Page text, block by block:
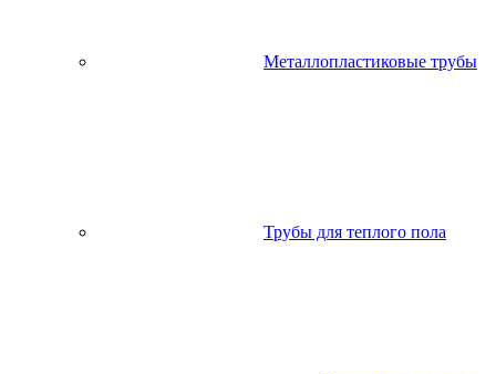
Металлопластиковые трубы
Трубы для теплого пола